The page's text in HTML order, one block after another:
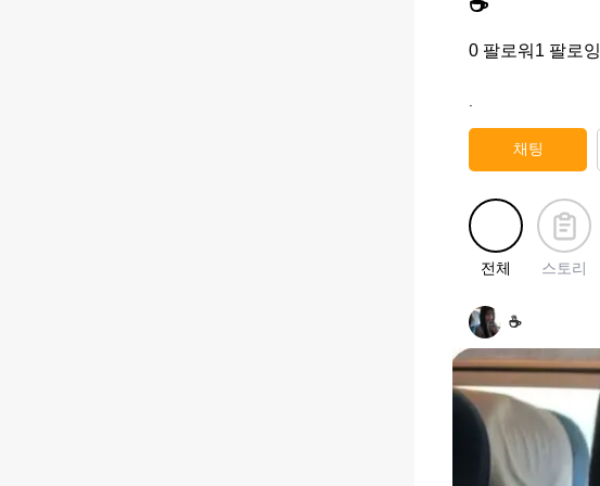
0 팔로워 1 팔로잉
채팅
전체 스토리
☕️